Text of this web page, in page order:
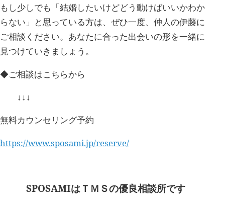
もし少しでも「結婚したいけどどう動けばいいかわか
らない」と思っている方は、ぜひ一度、仲人の伊藤に
ご相談ください。あなたに合った出会いの形を一緒に
見つけていきましょう。
◆ご相談はこちらから
↓↓↓
無料カウンセリング予約
https://www.sposami.jp/reserve/
SPOSAMIはＴＭＳの優良相談所です